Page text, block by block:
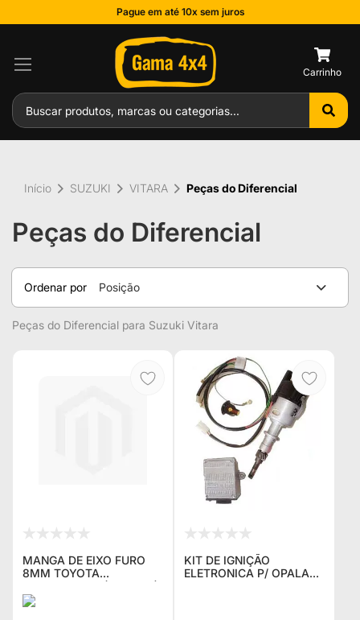
Pague em até 10x sem juros
Peças do Diferencial
Ordenar por Posição
Peças do Diferencial para Suzuki Vitara
MANGA DE EIXO FURO
8MM TOYOTA
BANDEIRANTE (KPT-553)
(Nº ORIGINAL 43431-
98001)
KIT DE IGNIÇÃO
ELETRONICA P/ OPALA
Início SUZUKI VITARA Peças do Diferencial